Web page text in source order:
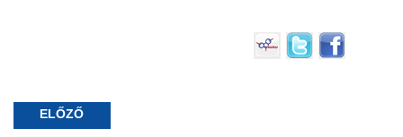
ELŐZŐ